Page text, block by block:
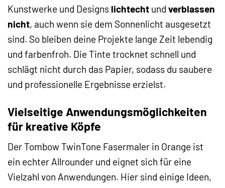
Kunstwerke und Designs lichtecht und verblassen
nicht, auch wenn sie dem Sonnenlicht ausgesetzt
sind. So bleiben deine Projekte lange Zeit lebendig
und farbenfroh. Die Tinte trocknet schnell und
schlägt nicht durch das Papier, sodass du saubere
und professionelle Ergebnisse erzielst.
Vielseitige Anwendungsmöglichkeiten
für kreative Köpfe
Der Tombow TwinTone Fasermaler in Orange ist
ein echter Allrounder und eignet sich für eine
Vielzahl von Anwendungen. Hier sind einige Ideen,